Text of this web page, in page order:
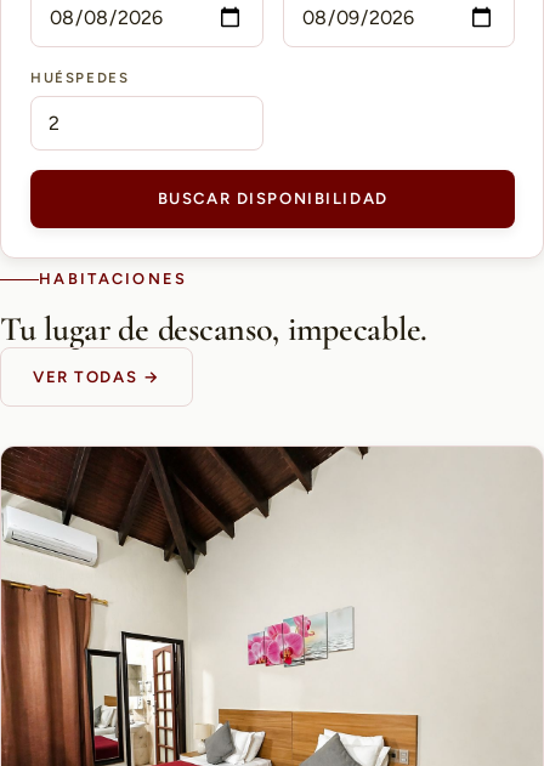
HUÉSPEDES
BUSCAR DISPONIBILIDAD
HABITACIONES
Tu lugar de descanso, impecable.
VER TODAS →